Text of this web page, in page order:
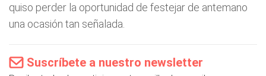
quiso perder la oportunidad de festejar de antemano
una ocasión tan señalada.
Suscríbete a nuestro newsletter